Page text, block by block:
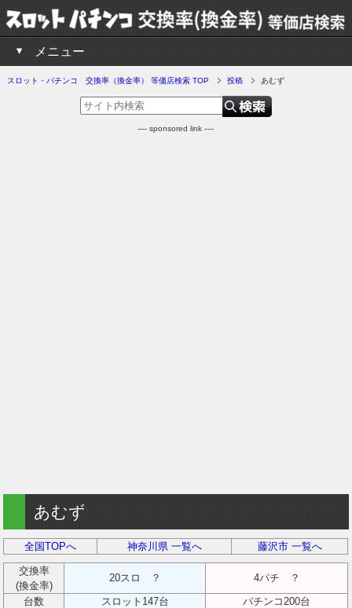
メニュー
スロット・パチンコ 交換率（換金率） 等価店検索 TOP 投稿 あむず
---- sponsored link ----
あむず
全国TOPへ 神奈川県 一覧へ 藤沢市 一覧へ
交換率
(換金率)
20スロ ？
4パチ ？
台数
スロット147台
パチンコ200台